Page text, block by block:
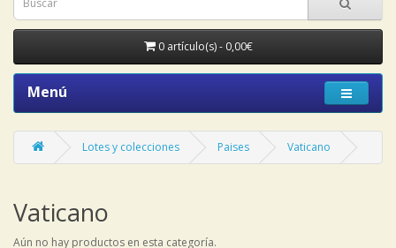
0 artículo(s) - 0,00€
Menú
Lotes y colecciones Paises Vaticano
Vaticano
Aún no hay productos en esta categoría.